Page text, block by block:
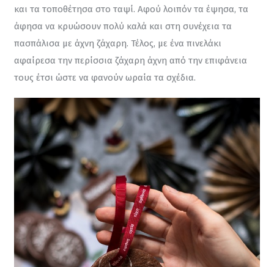
και τα τοποθέτησα στο ταψί. Αφού λοιπόν τα έψησα, τα
άφησα να κρυώσουν πολύ καλά και στη συνέχεια τα
πασπάλισα με άχνη ζάχαρη. Τέλος, με ένα πινελάκι
αφαίρεσα την περίσσια ζάχαρη άχνη από την επιφάνεια
τους έτσι ώστε να φανούν ωραία τα σχέδια.